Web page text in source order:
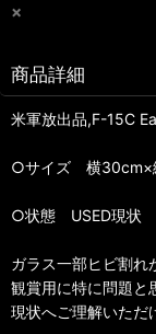
×
商品詳細
米軍放出品,F-15C
○サイズ 横30cm×
○状態 USED現状
ガラス一部ヒビ割れ
観賞用に特に問題と
現状へご理解いただ